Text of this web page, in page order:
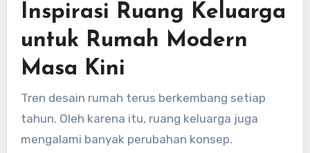
Inspirasi Ruang Keluarga
untuk Rumah Modern
Masa Kini
Tren desain rumah terus berkembang setiap
tahun. Oleh karena itu, ruang keluarga juga
mengalami banyak perubahan konsep.